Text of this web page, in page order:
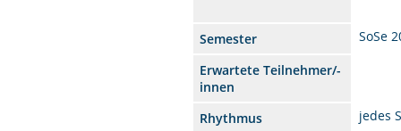
Semester
SoSe
Erwartete Teilnehmer/-
innen
Rhythmus
jedes